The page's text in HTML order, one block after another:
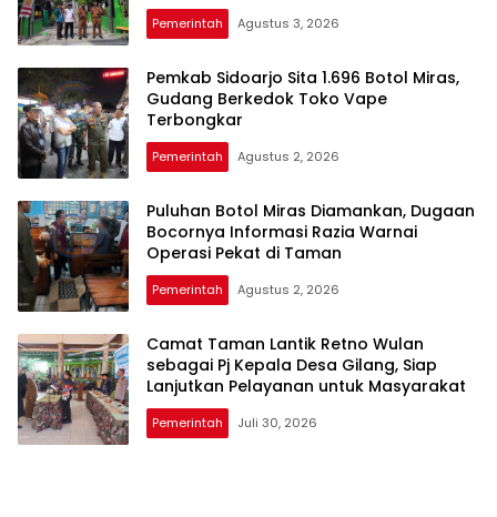
Pemerintah Agustus 3, 2026
Pemkab Sidoarjo Sita 1.696 Botol Miras,
Gudang Berkedok Toko Vape
Terbongkar
Pemerintah Agustus 2, 2026
Puluhan Botol Miras Diamankan, Dugaan
Bocornya Informasi Razia Warnai
Operasi Pekat di Taman
Pemerintah Agustus 2, 2026
Camat Taman Lantik Retno Wulan
sebagai Pj Kepala Desa Gilang, Siap
Lanjutkan Pelayanan untuk Masyarakat
Pemerintah Juli 30, 2026